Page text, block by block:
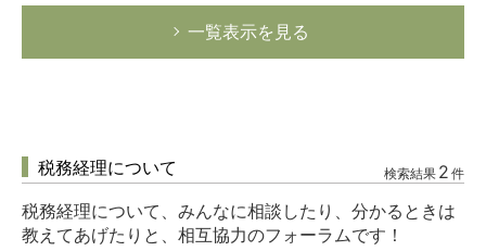
一覧表示を見る
税務経理について 検索結果 2 件
税務経理について、みんなに相談したり、分かるときは
教えてあげたりと、相互協力のフォーラムです！